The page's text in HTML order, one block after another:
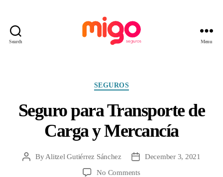
Search Menu
Categories
SEGUROS
Seguro para Transporte de
Carga y Mercancía
PostByAlitzel Gutiérrez Sánchez
PostDecember 3, 2021
No Commentson